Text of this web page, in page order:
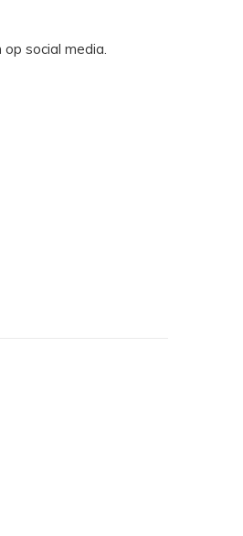
social media.